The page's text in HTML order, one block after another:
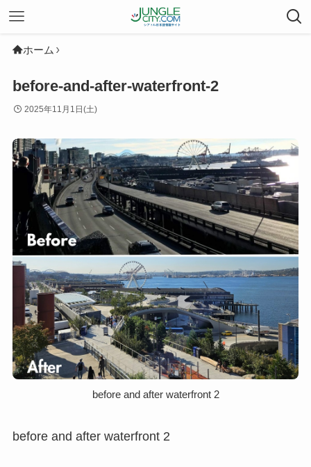
ホーム
before-and-after-waterfront-2
2025年11月1日(土)
before and after waterfront 2
before and after waterfront 2